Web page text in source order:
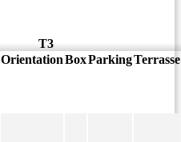
T3
OrientationBoxParkingTerrasse